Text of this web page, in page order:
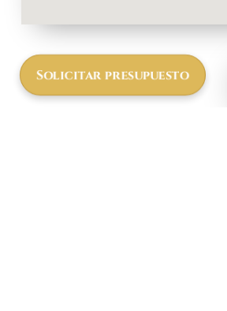
Solicitar presupuesto